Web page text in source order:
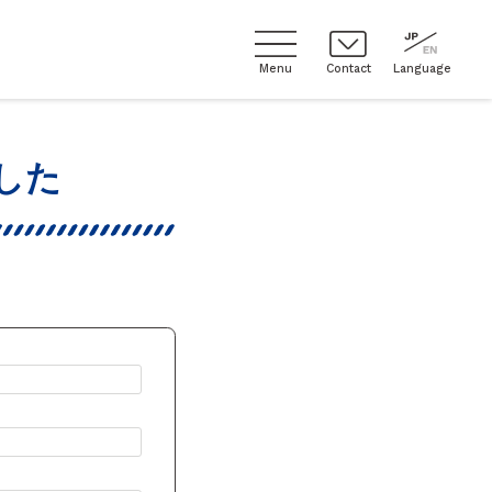
Menu Contact Language
た